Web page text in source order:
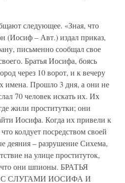
следующее. «Зная, что
(Иосиф – Авт.) издал приказ,
письменно сообщал свое
Братья Иосифа, боясь
через 10 ворот, и к вечеру
имена. Прошло 3 дня, а они не
70 человек искать их. Их
жили проститутки; они
Иосифа. Когда их привели к
колдует посредством своей
деяния – разрушение Сихема,
на улице проституток,
что они шпионы. БРАТЬЯ
СЛУГАМИ ИОСИФА И